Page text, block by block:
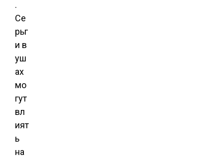
.
Се
рьг
и в
уш
ах
мо
гут
вл
ият
ь
на